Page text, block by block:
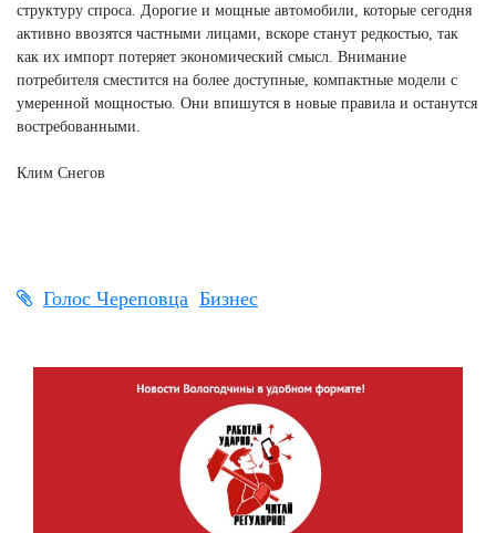
структуру спроса. Дорогие и мощные автомобили, которые сегодня
активно ввозятся частными лицами, вскоре станут редкостью, так
как их импорт потеряет экономический смысл. Внимание
потребителя сместится на более доступные, компактные модели с
умеренной мощностью. Они впишутся в новые правила и останутся
востребованными.
Клим Снегов
Голос Череповца Бизнес